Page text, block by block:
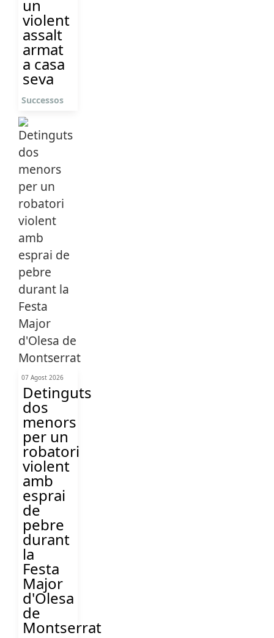
un
violent
assalt
armat
a casa
seva
Successos
07 Agost 2026
Detinguts
dos
menors
per un
robatori
violent
amb
esprai
de
pebre
durant
la
Festa
Major
d'Olesa
de
Montserrat